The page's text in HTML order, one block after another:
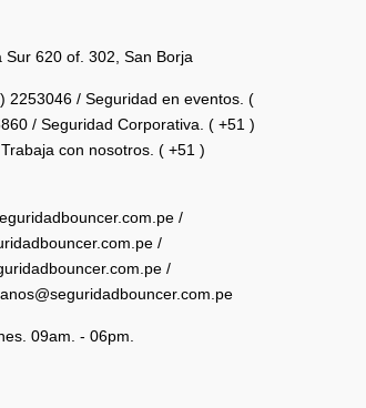
Sur 620 of. 302, San Borja
2253046 / Seguridad en eventos. (
/ Seguridad Corporativa. ( +51 )
con nosotros. ( +51 )
/
/
/
09am. - 06pm.